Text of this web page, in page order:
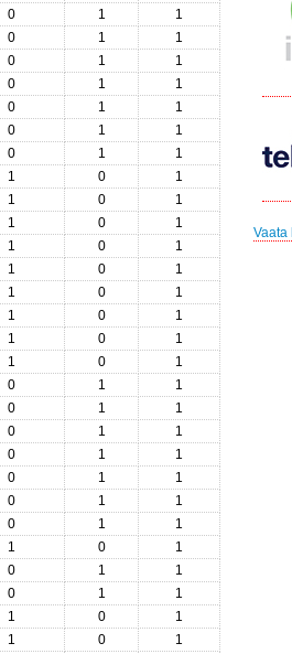
0 1
1
0 1
1
0 1
1
0 1
1
0 1
1
0 1
1
0 1
1
1 0
1
1 0
1
1 0
1
1 0
1
1 0
1
1 0
1
1 0
1
1 0
1
1 0
1
0 1
1
0 1
1
0 1
1
0 1
1
0 1
1
0 1
1
0 1
1
1 0
1
0 1
1
0 1
1
1 0
1
1 0
1
Vaata